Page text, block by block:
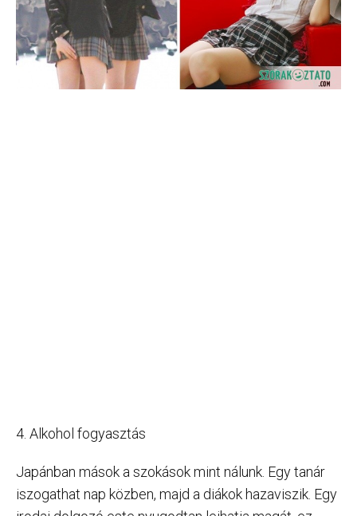
4. Alkohol fogyasztás
Japánban mások a szokások mint nálunk. Egy tanár
iszogathat nap közben, majd a diákok hazaviszik. Egy